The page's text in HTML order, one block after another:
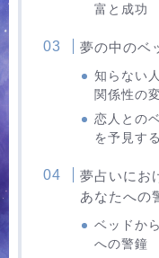
富と成功
夢の中のベ
知らない
関係性の
恋人との
を予見す
夢占いにお
あなたへの
ベッドか
への警鐘